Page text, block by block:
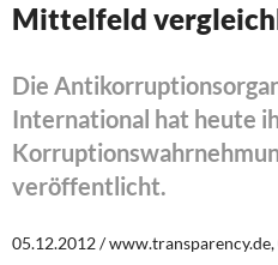
Leitlinien linker
Wirtschaftspolitik
Mittelfeld
Die
International hat heute
veröffentlicht.
05.12.2012 /